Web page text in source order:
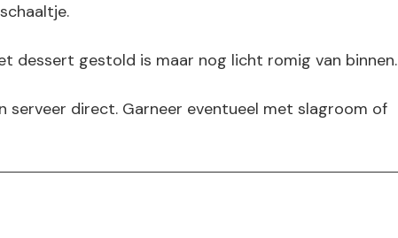
dessert gestold is maar nog licht romig van binnen.
serveer direct. Garneer eventueel met slagroom of